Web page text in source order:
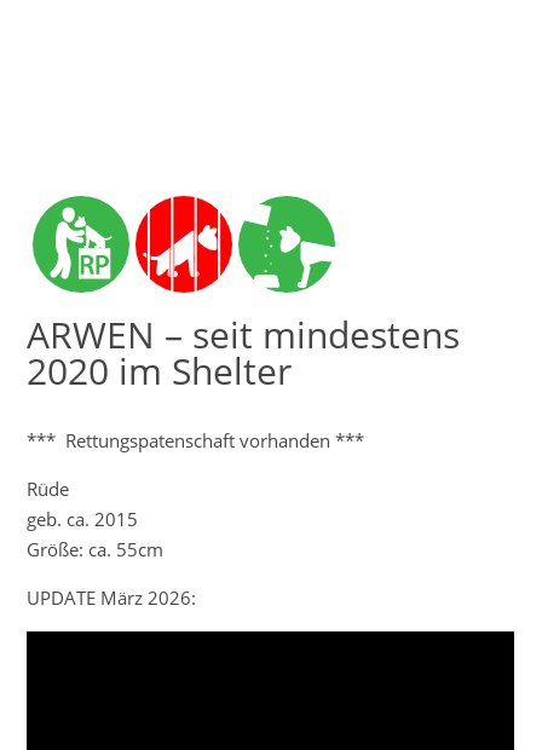
ARWEN – seit mindestens
2020 im Shelter
*** Rettungspatenschaft vorhanden ***
Rüde
geb. ca. 2015
Größe: ca. 55cm
UPDATE März 2026: